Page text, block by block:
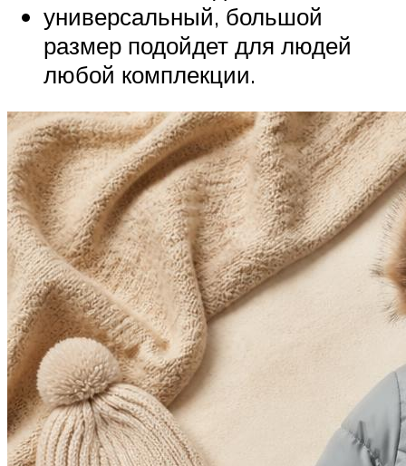
универсальный, большой
размер подойдет для людей
любой комплекции.